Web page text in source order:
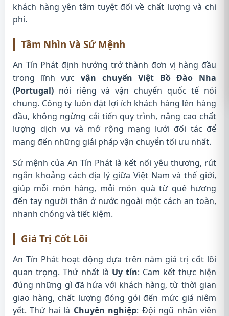
khách hàng yên tâm tuyệt đối về chất lượng và chi
phí.
Tầm Nhìn Và Sứ Mệnh
An Tín Phát định hướng trở thành đơn vị hàng đầu
trong lĩnh vực vận chuyển Việt Bồ Đào Nha
(Portugal) nói riêng và vận chuyển quốc tế nói
chung. Công ty luôn đặt lợi ích khách hàng lên hàng
đầu, không ngừng cải tiến quy trình, nâng cao chất
lượng dịch vụ và mở rộng mạng lưới đối tác để
mang đến những giải pháp vận chuyển tối ưu nhất.
Sứ mệnh của An Tín Phát là kết nối yêu thương, rút
ngắn khoảng cách địa lý giữa Việt Nam và thế giới,
giúp mỗi món hàng, mỗi món quà từ quê hương
đến tay người thân ở nước ngoài một cách an toàn,
nhanh chóng và tiết kiệm.
Giá Trị Cốt Lõi
An Tín Phát hoạt động dựa trên năm giá trị cốt lõi
quan trọng. Thứ nhất là Uy tín: Cam kết thực hiện
đúng những gì đã hứa với khách hàng, từ thời gian
giao hàng, chất lượng đóng gói đến mức giá niêm
yết. Thứ hai là Chuyên nghiệp: Đội ngũ nhân viên